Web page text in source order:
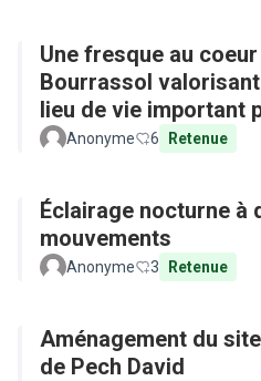
Une fresque au
Bourrassol
lieu de vie important
Anonyme 6 Retenue
Éclairage nocturne à
mouvements
Anonyme 3 Retenue
Aménagement du
de Pech David